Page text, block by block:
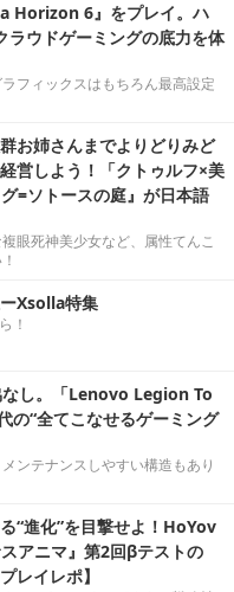
Horizon 6』をプレイ。ハ
ラウドゲーミングの底力を体
フィックスはもちろん最高設定
お姉さんまでよりどりみど
営しよう！「クトゥルフ×美
=ソトースの庭』が日本語
眼死神美少女など、属性てんこ
Xsolla特集
！
し。「Lenovo Legion To
“全てこなせるゲーミング
ンテナンスしやすい構造もあり
“進化”を目撃せよ！HoYov
アニマ』第2回βテストの
レイレポ】